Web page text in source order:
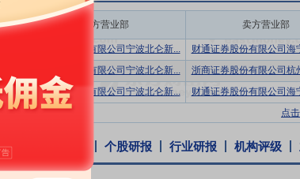
司在绝缘材料生产领域掌握了多项核心技术和关键生产工
提供产品性能稳定的绝缘材料及绝缘系统。公司始终坚持
人才引进和培养制度，汇集了一批电力电子、复合材料和
累和丰富的应用经验，公司形成了一系列自主知识产权，
料耐热性国家标准等多项国家、行业及团体标准的起草工
重点科研项目，并荣获浙江省科学技术奖、浙江省优秀工
PID、高耐候关键辅材研发及产业化”被列入2025年度“尖
绝缘材料作为电气设备的关键材料，其内在品质和质量稳定
流通
买方营业部 卖方营业部
光大证券股份有限公司宁波北仑新...
财通证券股份有限公司海
光大证券股份有限公司宁波北仑新...
浙商证券股份有限公司杭
光大证券股份有限公司宁波北仑新...
财通证券股份有限公司海
点
公告 个股研报 行业研报 机构评级